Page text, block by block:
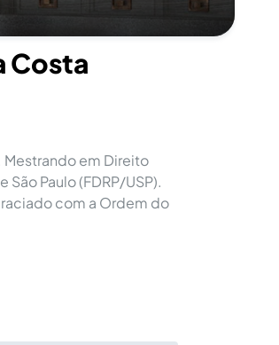
Costa
em Direito
Paulo (FDRP/USP).
com a Ordem do